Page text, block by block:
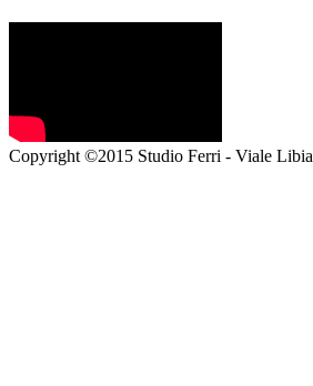
Copyright ©2015 Studio Ferri - Viale